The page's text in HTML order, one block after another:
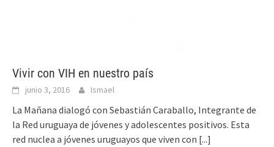
Vivir con VIH en nuestro país
junio 3, 2016 Ismael
La Mañana dialogó con Sebastián Caraballo, Integrante de
la Red uruguaya de jóvenes y adolescentes positivos. Esta
red nuclea a jóvenes uruguayos que viven con [...]